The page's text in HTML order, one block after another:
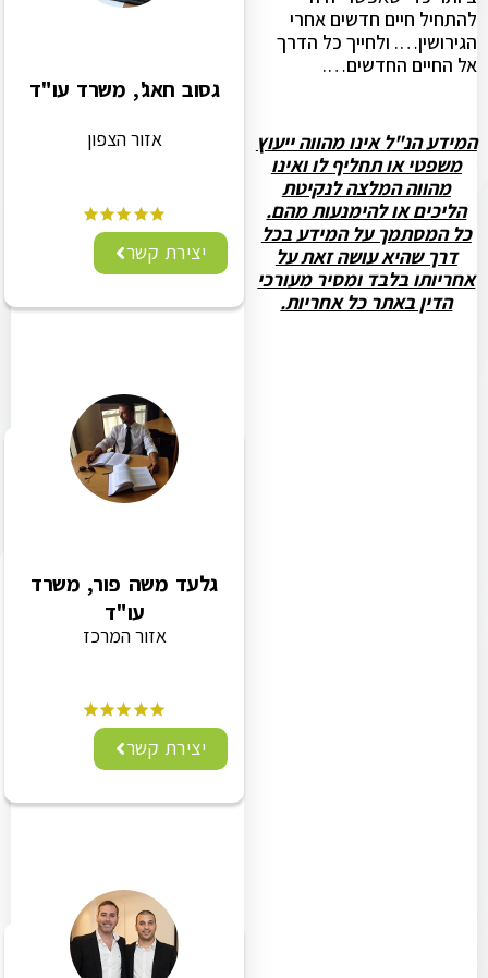
להתחיל חיים חדשים אחרי
הגירושין…. ולחייך כל הדרך
אל החיים החדשים….
המידע הנ"ל אינו מהווה ייעוץ
משפטי או תחליף לו ואינו
מהווה המלצה לנקיטת
הליכים או להימנעות מהם.
כל המסתמך על המידע בכל
דרך שהיא עושה זאת על
אחריותו בלבד ומסיר מעורכי
הדין באתר כל אחריות.
גסוב חאג', משרד עו"ד
אזור הצפון
יצירת קשר
גלעד משה פור, משרד
עו"ד
אזור המרכז
יצירת קשר